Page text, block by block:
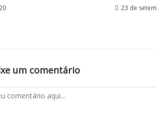
23 de
um comentário